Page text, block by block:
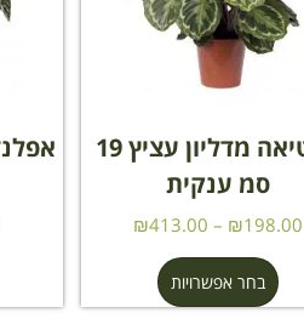
קלטיאה מדליון עציץ 19
סמ ענקית
₪198.00
–
₪413.00
בחר אפשרויות